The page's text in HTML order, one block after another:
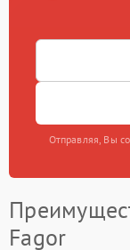
Отправляя, Вы
Fagor